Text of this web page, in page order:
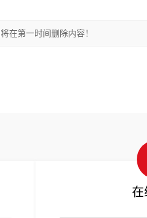
在第一时间删除内容！
在